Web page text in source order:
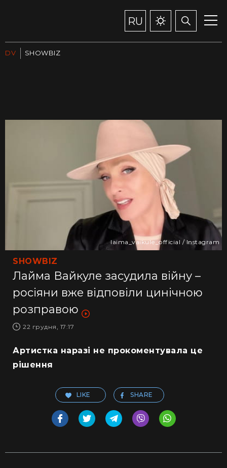
RU
DV SHOWBIZ
SHOWBIZ
Лайма Вайкуле засудила війну –
росіяни вже відповіли цинічною
розправою
22 грудня, 17:17
laima_vaikule_official / Instagram
Артистка наразі не прокоментувала це
рішення
LIKE SHARE